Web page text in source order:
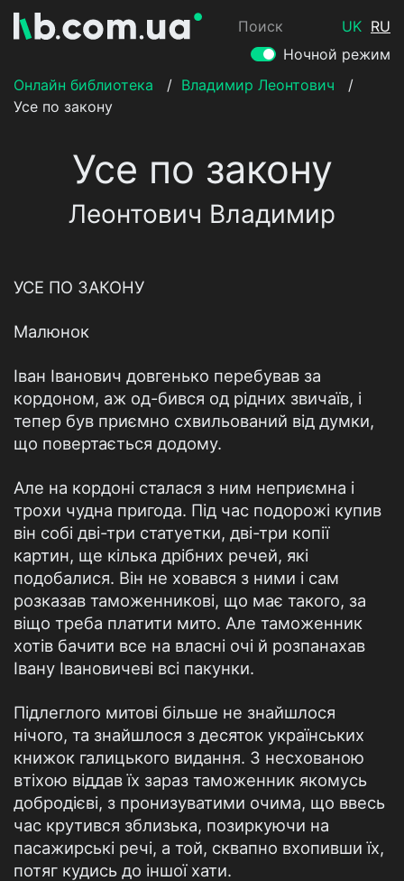
Поиск UK RU
Ночной режим
Онлайн библиотека
/ Владимир Леонтович
/
Усе по закону
Усе по закону
Леонтович Владимир
УСЕ ПО ЗАКОНУ
Малюнок
Іван Іванович довгенько перебував за
кордоном, аж од-бився од рідних звичаїв, і
тепер був приємно схвильований від думки,
що повертається додому.
Але на кордоні сталася з ним неприємна і
трохи чудна пригода. Під час подорожі купив
він собі дві-три статуетки, дві-три копії
картин, ще кілька дрібних речей, які
подобалися. Він не ховався з ними і сам
розказав таможенникові, що має такого, за
віщо треба платити мито. Але таможенник
хотів бачити все на власні очі й розпанахав
Івану Івановичеві всі пакунки.
Підлеглого митові більше не знайшлося
нічого, та знайшлося з десяток українських
книжок галицького видання. З несхованою
втіхою віддав їх зараз таможенник якомусь
добродієві, з пронизуватими очима, що ввесь
час крутився зблизька, позиркуючи на
пасажирські речі, а той, сквапно вхопивши їх,
потяг кудись до іншої хати.